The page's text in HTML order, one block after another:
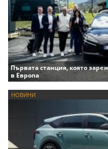
Първата станция, която
в Европа
НОВИНИ